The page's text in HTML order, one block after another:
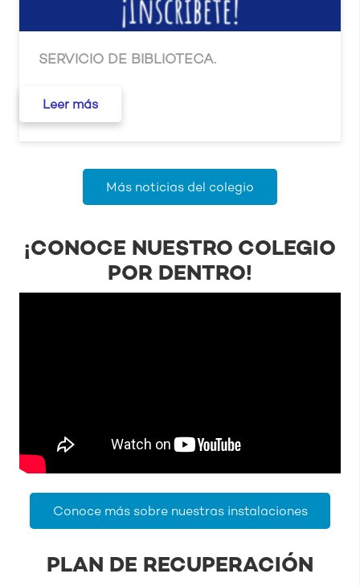
SERVICIO DE BIBLIOTECA.
Leer más
Más noticias del colegio
¡CONOCE NUESTRO COLEGIO
POR DENTRO!
Conoce más sobre nuestras instalaciones
PLAN DE RECUPERACIÓN